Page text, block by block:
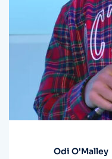
Odi O'Malley